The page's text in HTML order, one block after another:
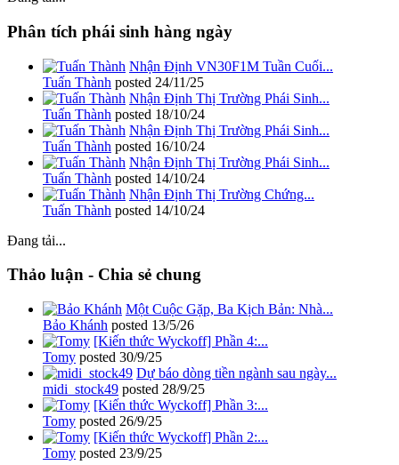
Phân tích phái sinh hàng ngày
Nhận Định VN30F1M Tuần Cuối...
Tuấn Thành posted 24/11/25
Nhận Định Thị Trường Phái Sinh...
Tuấn Thành posted 18/10/24
Nhận Định Thị Trường Phái Sinh...
Tuấn Thành posted 16/10/24
Nhận Định Thị Trường Phái Sinh...
Tuấn Thành posted 14/10/24
Nhận Định Thị Trường Chứng...
Tuấn Thành posted 14/10/24
Đang tải...
Thảo luận - Chia sẻ chung
Một Cuộc Gặp, Ba Kịch Bản: Nhà...
Bảo Khánh posted 13/5/26
[Kiến thức Wyckoff] Phần 4:...
Tomy posted 30/9/25
Dự báo dòng tiền ngành sau ngày...
midi_stock49 posted 28/9/25
[Kiến thức Wyckoff] Phần 3:...
Tomy posted 26/9/25
[Kiến thức Wyckoff] Phần 2:...
Tomy posted 23/9/25